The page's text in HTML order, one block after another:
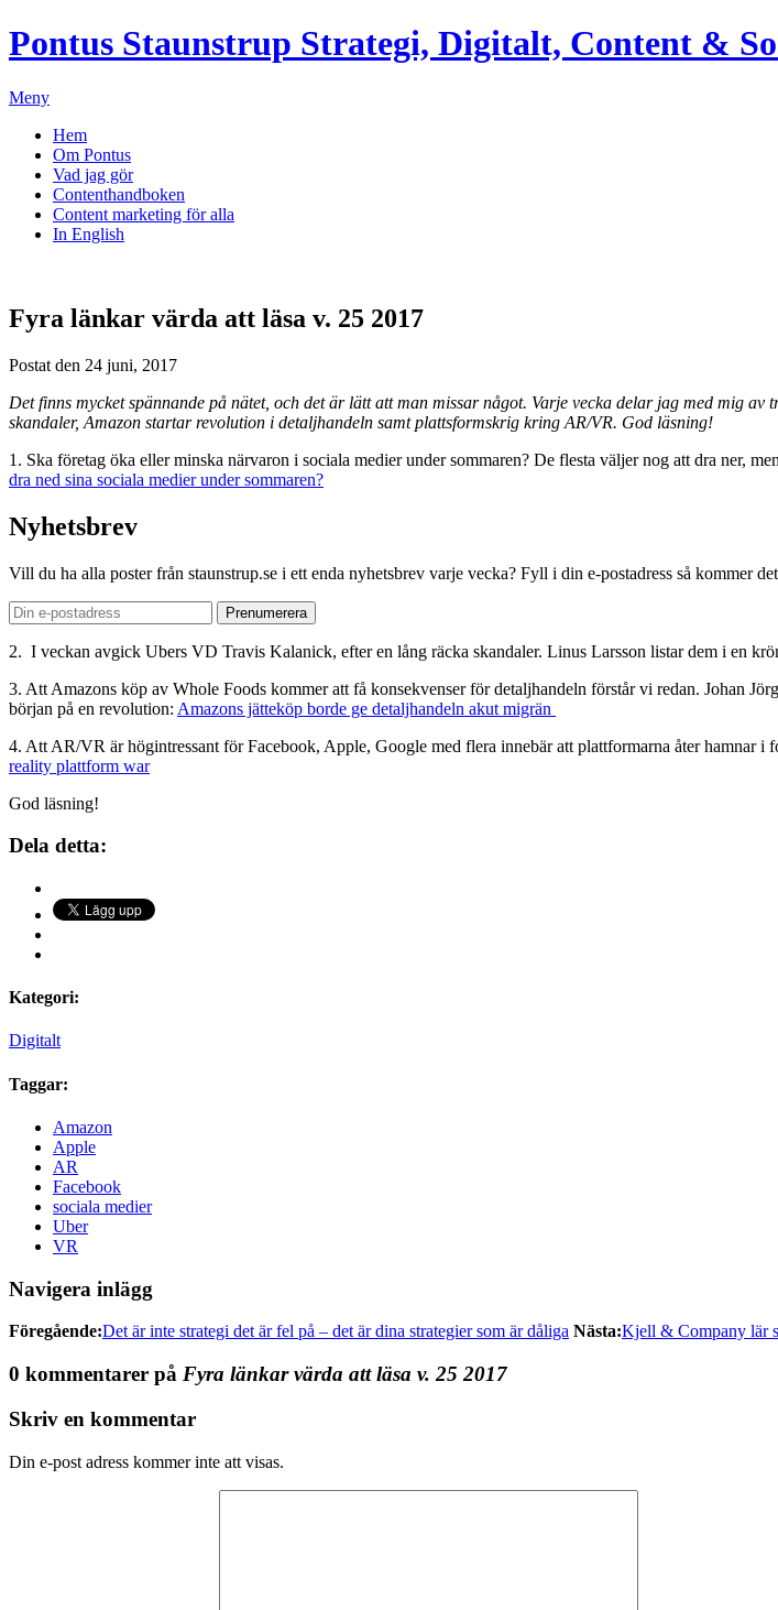
Pontus Staunstrup Strategi, Digitalt, Content &
Meny
Hem
Om Pontus
Vad jag gör
Contenthandboken
Content marketing för alla
In English
Fyra länkar värda att läsa v. 25 2017
Postat den 24 juni, 2017
Det finns mycket spännande på nätet, och det är lätt att man missar något. Varje vecka delar jag med mig
skandaler, Amazon startar revolution i detaljhandeln samt plattsformskrig kring AR/VR. God läsning!
1. Ska företag öka eller minska närvaron i sociala medier under sommaren? De flesta väljer nog att dra ner,
dra ned sina sociala medier under sommaren?
Nyhetsbrev
Vill du ha alla poster från staunstrup.se i ett enda nyhetsbrev varje vecka? Fyll i din e-postadress så kommer
2. I veckan avgick Ubers VD Travis Kalanick, efter en lång räcka skandaler. Linus Larsson listar dem i en
3. Att Amazons köp av Whole Foods kommer att få konsekvenser för detaljhandeln förstår vi redan. Johan
början på en revolution: Amazons jätteköp borde ge detaljhandeln akut migrän
4. Att AR/VR är högintressant för Facebook, Apple, Google med flera innebär att plattformarna åter hamnar i
reality plattform war
God läsning!
Dela detta:
Kategori:
Digitalt
Taggar:
Amazon
Apple
AR
Facebook
sociala medier
Uber
VR
Navigera inlägg
Föregående:Det är inte strategi det är fel på – det är dina strategier som är dåliga Nästa:Kjell & Company lär
0 kommentarer på Fyra länkar värda att läsa v. 25 2017
Skriv en kommentar
Din e-post adress kommer inte att visas.